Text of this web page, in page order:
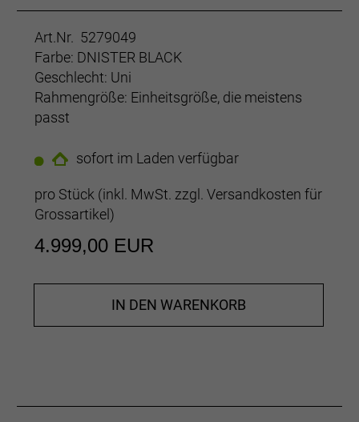
Art.Nr. 5279049
Farbe: DNISTER BLACK
Geschlecht: Uni
Rahmengröße: Einheitsgröße, die meistens
passt
sofort im Laden verfügbar
pro Stück (inkl. MwSt. zzgl. Versandkosten für
Grossartikel)
4.999,00 EUR
IN DEN WARENKORB